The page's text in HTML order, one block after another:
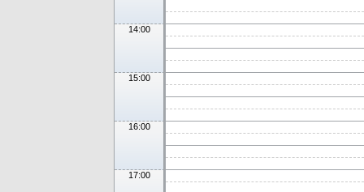
14:00
15:00
16:00
17:00